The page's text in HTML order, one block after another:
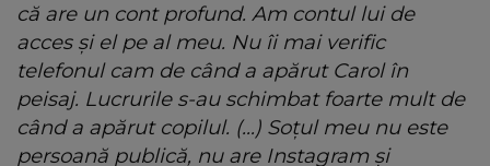
că are un cont profund. Am contul lui de
acces și el pe al meu. Nu îi mai verific
telefonul cam de când a apărut Carol în
peisaj. Lucrurile s-au schimbat foarte mult de
când a apărut copilul. (…) Soțul meu nu este
persoană publică, nu are Instagram și